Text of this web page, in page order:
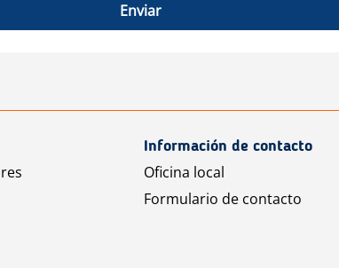
Enviar
Información de contacto
Oficina local
Formulario de contacto